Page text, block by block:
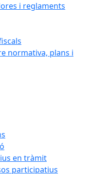
i reglaments
normativa, plans i
en tràmit
participatius